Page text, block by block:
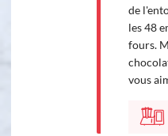
de
les 48
fours.
vous